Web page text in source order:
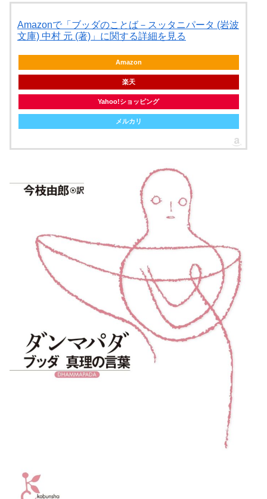
Amazonで「ブッダのことば－スッタニパータ (岩波
文庫) 中村 元 (著)」に関する詳細を見る
Amazon
楽天
Yahoo!ショッピング
メルカリ